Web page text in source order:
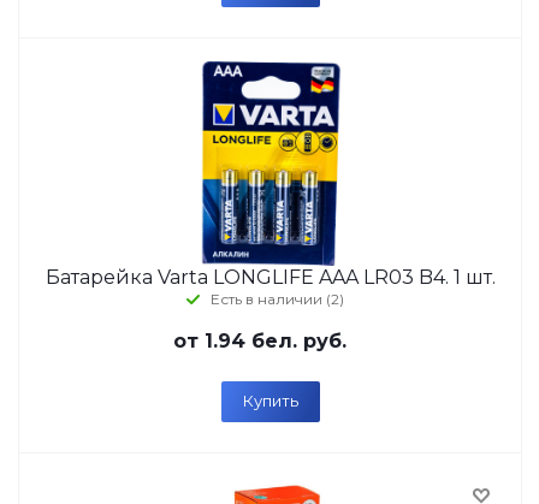
Батарейка Varta LONGLIFE AAA LR03 B4. 1 шт.
Есть в наличии (2)
от 1.94 бел. руб.
Купить